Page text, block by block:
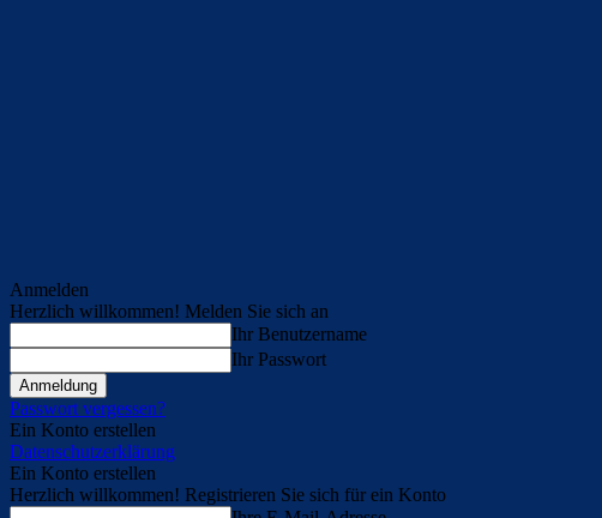
Anmelden
Herzlich willkommen! Melden Sie sich an
Ihr Benutzername
Ihr Passwort
Passwort vergessen?
Ein Konto erstellen
Datenschutzerklärung
Ein Konto erstellen
Herzlich willkommen! Registrieren Sie sich für ein Konto